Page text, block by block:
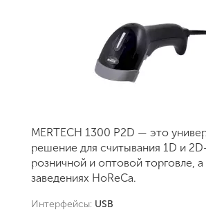
MERTECH 1300 P2D — это
решение для считывания 1D и
розничной и оптовой торговле,
заведениях HoReCa.
Интерфейсы: USB